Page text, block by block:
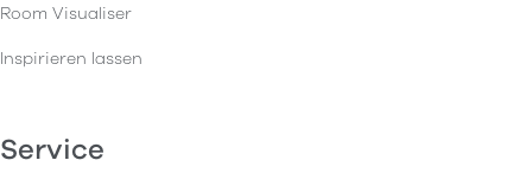
Room Visualiser
Inspirieren lassen
Service